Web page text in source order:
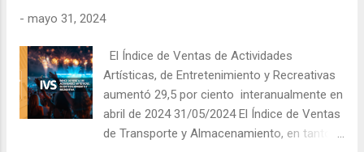
interanual de 4,6% en elaboración de
productos alimenticios, que incidió 1,566 pp.
Producción de Electricidad, Gas y Agua
(IPEGA), en tanto, creció 1,0% en doce
registrada en electricidad, que se incrementó
- mayo 31, 2024
El Índice de Ventas de Actividades
Artísticas, de Entretenimiento y Recreativas
aumentó 29,5 por ciento interanualmente en
abril de 2024 31/05/2024 El Índice de Ventas
de Transporte y Almacenamiento, en tanto,